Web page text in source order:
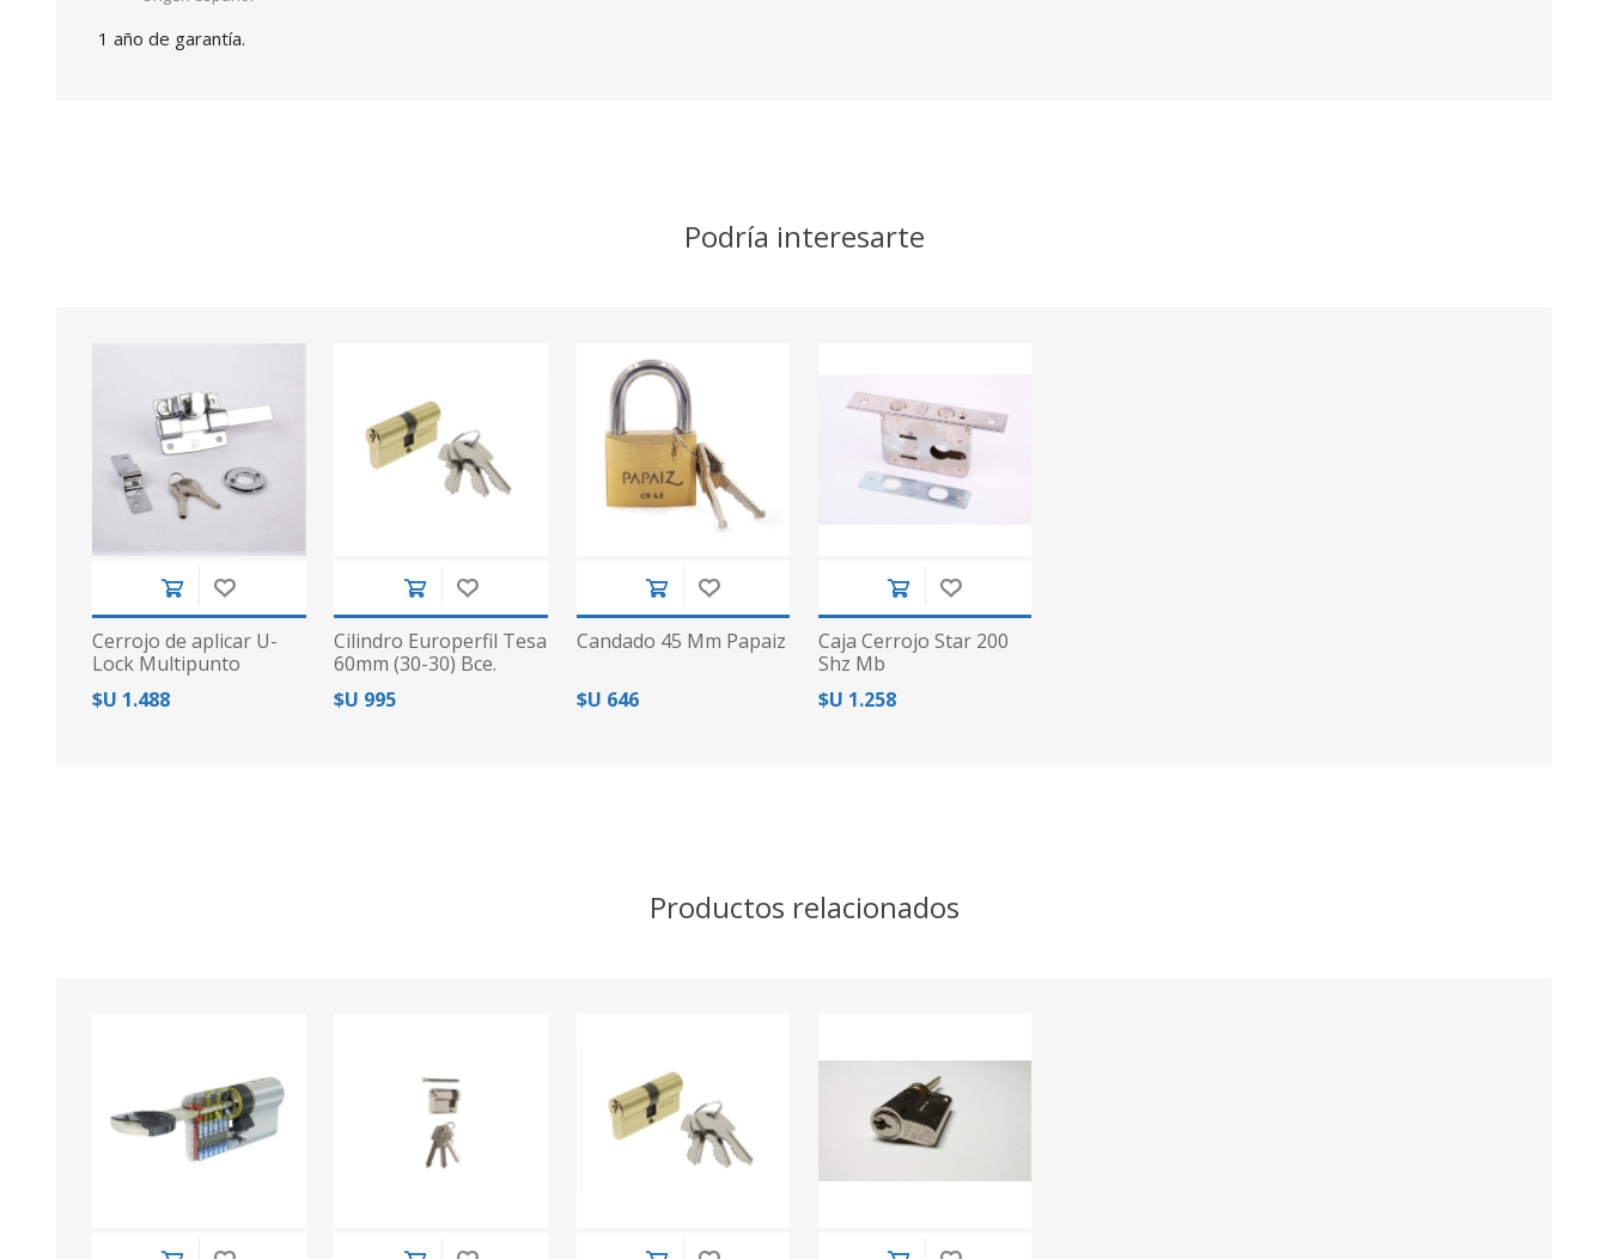
1 año de garantía.
Podría interesarte
Cerrojo de aplicar U-
Lock Multipunto
$U 1.488
Cilindro Europerfil Tesa
60mm (30-30) Bce.
Dent.
$U 995
Candado 45 Mm Papaiz
$U 646
Caja Cerrojo Star 200
Shz Mb
$U 1.258
Productos relacionados